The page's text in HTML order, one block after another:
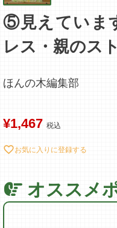
⑤見えていま
レス・親のス
ほんの木編集部
お気に入りに登録する
¥1,467 税込